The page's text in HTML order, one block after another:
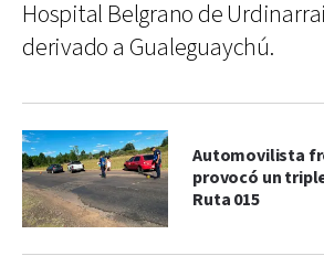
Hospital Belgrano de
derivado a Gualeguaychú.
Automovilista
provocó un
Ruta 015